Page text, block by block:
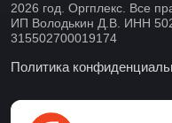
2026 год. Оргплекс. Все
ИП Володькин Д.В. ИНН
315502700019174
Политика